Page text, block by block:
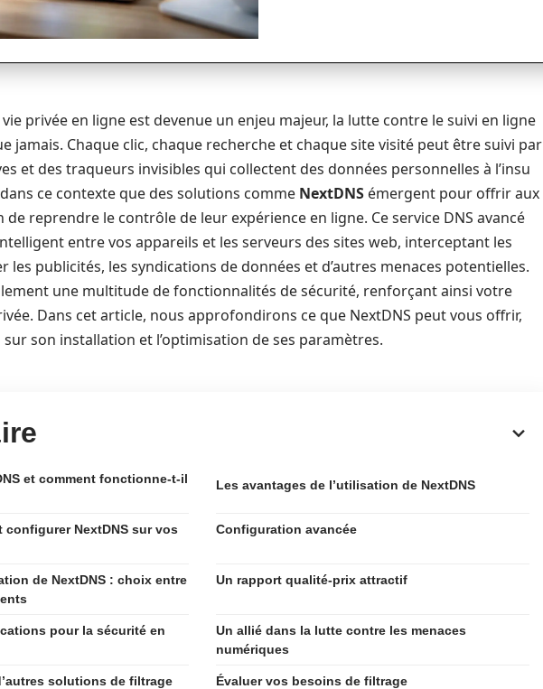
privée en ligne est devenue un enjeu majeur, la lutte contre le suivi en ligne
jamais. Chaque clic, chaque recherche et chaque site visité peut être suivi par
et des traqueurs invisibles qui collectent des données personnelles à l’insu
ce contexte que des solutions comme NextDNS émergent pour offrir aux
reprendre le contrôle de leur expérience en ligne. Ce service DNS avancé
entre vos appareils et les serveurs des sites web, interceptant les
les publicités, les syndications de données et d’autres menaces potentielles.
une multitude de fonctionnalités de sécurité, renforçant ainsi votre
Dans cet article, nous approfondirons ce que NextDNS peut vous offrir,
son installation et l’optimisation de ses paramètres.
et comment fonctionne-t-il
Les avantages de l’utilisation de NextDNS
configurer NextDNS sur vos
Configuration avancée
de NextDNS : choix entre
Un rapport qualité-prix attractif
pour la sécurité en
Un allié dans la lutte contre les menaces
numériques
solutions de filtrage Évaluer vos besoins de filtrage